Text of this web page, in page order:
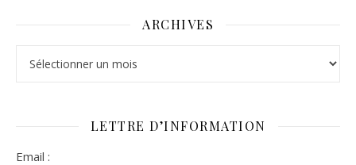
ARCHIVES
LETTRE D’INFORMATION
Email :